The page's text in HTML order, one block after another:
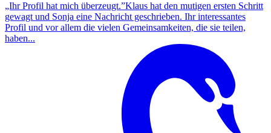
„Ihr Profil hat mich überzeugt.”Klaus hat den mutigen ersten Schritt
gewagt und Sonja eine Nachricht geschrieben. Ihr interessantes
Profil und vor allem die vielen Gemeinsamkeiten, die sie teilen,
haben...